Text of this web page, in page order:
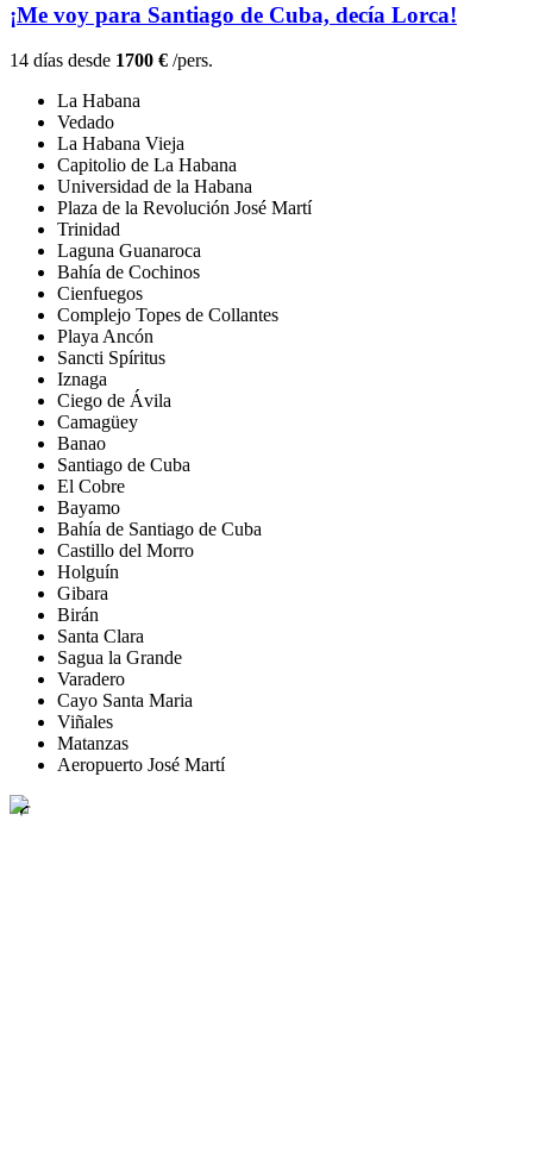
¡Me voy para Santiago de Cuba, decía Lorca!
14 días desde 1700 € /pers.
La Habana
Vedado
La Habana Vieja
Capitolio de La Habana
Universidad de la Habana
Plaza de la Revolución José Martí
Trinidad
Laguna Guanaroca
Bahía de Cochinos
Cienfuegos
Complejo Topes de Collantes
Playa Ancón
Sancti Spíritus
Iznaga
Ciego de Ávila
Camagüey
Banao
Santiago de Cuba
El Cobre
Bayamo
Bahía de Santiago de Cuba
Castillo del Morro
Holguín
Gibara
Birán
Santa Clara
Sagua la Grande
Varadero
Cayo Santa Maria
Viñales
Matanzas
Aeropuerto José Martí